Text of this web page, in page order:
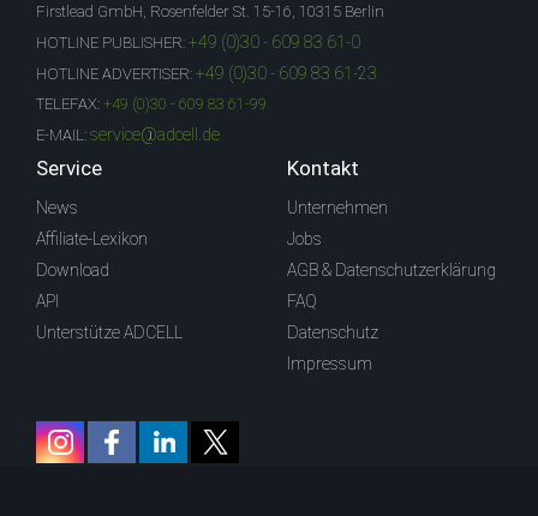
Firstlead GmbH, Rosenfelder St. 15-16, 10315 Berlin
HOTLINE PUBLISHER: +49 (0)30 - 609 83 61-0
HOTLINE ADVERTISER: +49 (0)30 - 609 83 61-23
TELEFAX: +49 (0)30 - 609 83 61-99
E-MAIL: service@adcell.de
Service
News
Affiliate-Lexikon
Download
API
Unterstütze ADCELL
Kontakt
Unternehmen
Jobs
AGB & Datenschutzerklärung
FAQ
Datenschutz
Impressum